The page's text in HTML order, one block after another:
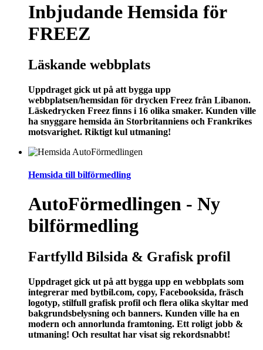
Inbjudande Hemsida för
FREEZ
Läskande webbplats
Uppdraget gick ut på att bygga upp
webbplatsen/hemsidan för drycken Freez från Libanon.
Läskedrycken Freez finns i 16 olika smaker. Kunden ville
ha snyggare hemsida än Storbritanniens och Frankrikes
motsvarighet. Riktigt kul utmaning!
Hemsida till bilförmedling
AutoFörmedlingen - Ny
bilförmedling
Fartfylld Bilsida & Grafisk profil
Uppdraget gick ut på att bygga upp en webbplats som
integrerar med bytbil.com, copy, Facebooksida, fräsch
logotyp, stilfull grafisk profil och flera olika skyltar med
bakgrundsbelysning och banners. Kunden ville ha en
modern och annorlunda framtoning. Ett roligt jobb &
utmaning! Och resultat har visat sig rekordsnabbt!